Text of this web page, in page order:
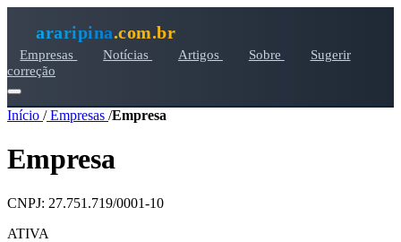
araripina.com.br
Empresas Notícias Artigos Sobre
Sugerir
correção
Início /Empresas /Empresa
Empresa
CNPJ: 27.751.719/0001-10
ATIVA